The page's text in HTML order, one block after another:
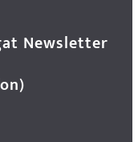
Newsletter